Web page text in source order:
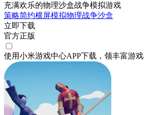
充满欢乐的物理沙盒战争模拟游戏
策略简约横屏模拟物理战争沙盒
立即下载
官方正版
使用小米游戏中心APP下载 ，领丰富游戏